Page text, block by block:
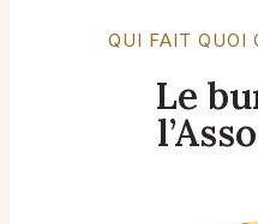
QUI FAIT QUOI
Le